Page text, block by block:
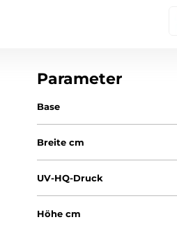
Parameter
Base
Breite cm
UV-HQ-Druck
Höhe cm